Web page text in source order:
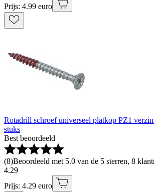
Prijs: 4.99 euro
Rotadrill schroef universeel platkop PZ1
stuks
Best beoordeeld
(8)Beoordeeld met 5.0 van de 5 sterren, 8
4.29
Prijs: 4.29 euro